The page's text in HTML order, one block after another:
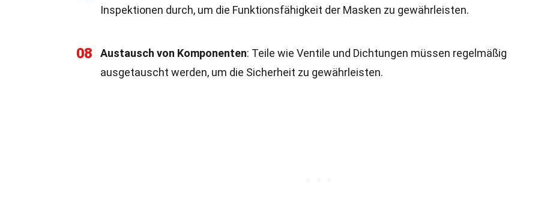
Inspektionen durch, um die Funktionsfähigkeit der Masken zu gewährleisten.
08 Austausch von Komponenten: Teile wie Ventile und Dichtungen müssen regelmäßig
ausgetauscht werden, um die Sicherheit zu gewährleisten.